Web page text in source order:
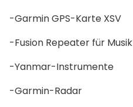
-Garmin GPS-Karte XSV
-Fusion Repeater für Musik
-Yanmar-Instrumente
-Garmin-Radar